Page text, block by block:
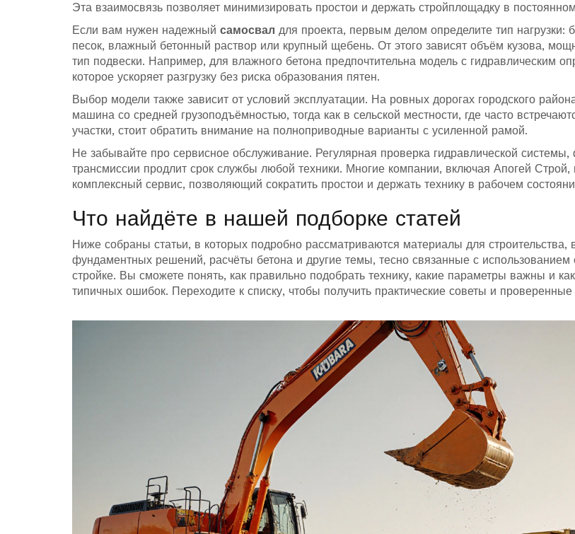
Эта взаимосвязь позволяет минимизировать простои и держать стройплощадку в
Если вам нужен надежный самосвал для проекта, первым делом определите тип нагрузки:
песок, влажный бетонный раствор или крупный щебень. От этого зависят объём кузова,
тип подвески. Например, для влажного бетона предпочтительна модель с гидравлическим
которое ускоряет разгрузку без риска образования пятен.
Выбор модели также зависит от условий эксплуатации. На ровных дорогах городского
машина со средней грузоподъёмностью, тогда как в сельской местности, где часто
участки, стоит обратить внимание на полноприводные варианты с усиленной рамой.
Не забывайте про сервисное обслуживание. Регулярная проверка гидравлической системы,
трансмиссии продлит срок службы любой техники. Многие компании, включая Апогей Строй,
комплексный сервис, позволяющий сократить простои и держать технику в рабочем
Что найдёте в нашей подборке статей
Ниже собраны статьи, в которых подробно рассматриваются материалы для строительства,
фундаментных решений, расчёты бетона и другие темы, тесно связанные с использованием
стройке. Вы сможете понять, как правильно подобрать технику, какие параметры важны и
типичных ошибок. Переходите к списку, чтобы получить практические советы и